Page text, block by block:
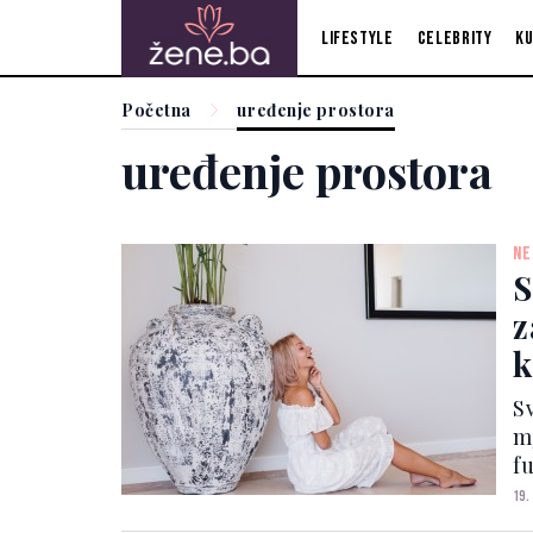
Lifestyle Celebrity
Početna uređenje prostora
uređenje prostora
19.